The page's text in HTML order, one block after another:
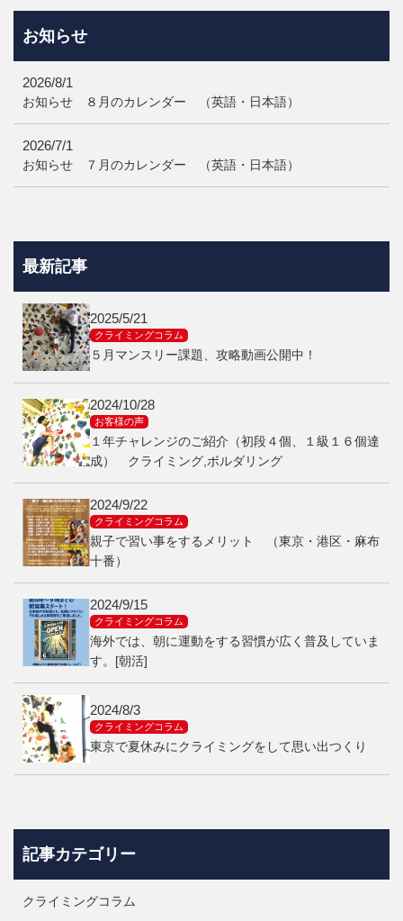
日曜・祝日 10:00–1
9:00
お知らせ
2026/8/1
お知らせ ８月のカレンダー （英語・日本語）
2026/7/1
お知らせ ７月のカレンダー （英語・日本語）
最新記事
2025/5/21
クライミングコラム
５月マンスリー課題、攻略動画公開中！
2024/10/28
お客様の声
１年チャレンジのご紹介（初段４個、１級１６個達
成） クライミング,ボルダリング
2024/9/22
クライミングコラム
親子で習い事をするメリット （東京・港区・麻布
十番）
2024/9/15
クライミングコラム
海外では、朝に運動をする習慣が広く普及していま
す。[朝活]
2024/8/3
クライミングコラム
東京で夏休みにクライミングをして思い出つくり
記事カテゴリー
クライミングコラム